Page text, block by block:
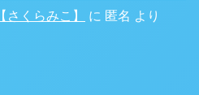
くらみこ】
に 匿名 より